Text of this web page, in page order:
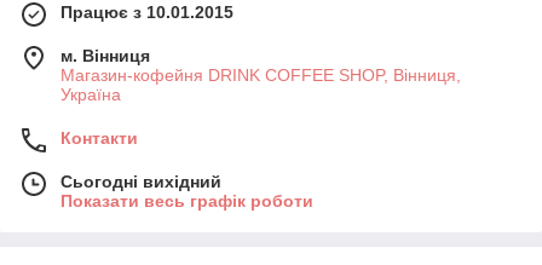
Працює з 10.01.2015
м. Вінниця
Магазин-кофейня DRINK COFFEE SHOP, Вінниця,
Україна
Контакти
Сьогодні вихідний
Показати весь графік роботи